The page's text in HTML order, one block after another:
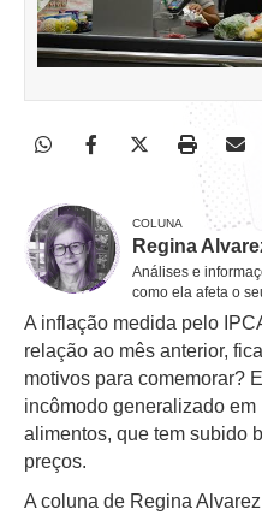
COLUNA
Regina
Análises e
como ela afeta o
A inflação medida pelo
relação ao mês anterior,
motivos para comemorar?
incômodo generalizado
alimentos, que tem subido
preços.
A coluna de Regina